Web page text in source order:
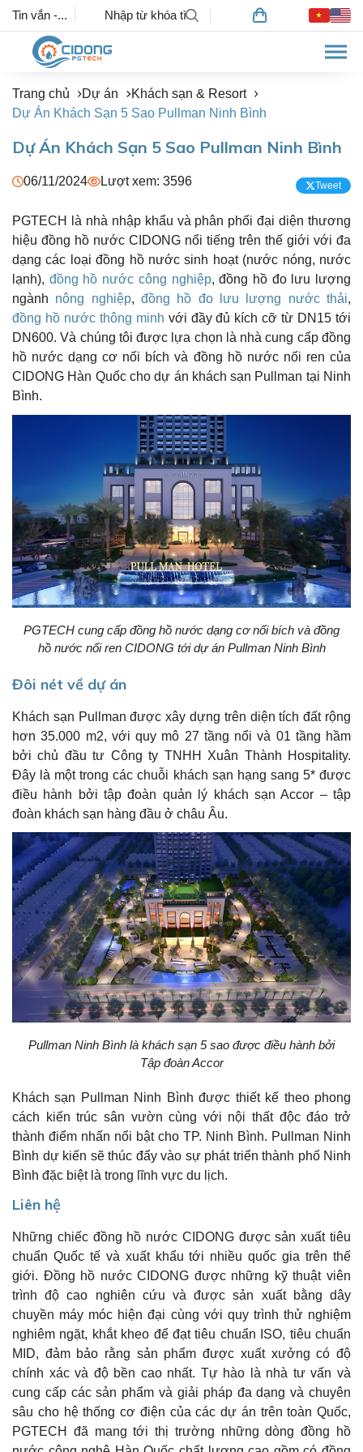
Tin vắn -...
Trang chủ Dự án
Khách sạn & Resort
Dự Án Khách Sạn 5 Sao Pullman Ninh Bình
Dự Án Khách Sạn 5 Sao Pullman Ninh Bình
06/11/2024 Lượt xem: 3596 Tweet
PGTECH là nhà nhập khẩu và phân phối đại diện thương
hiệu đồng hồ nước CIDONG nổi tiếng trên thế giới với đa
dạng các loại đồng hồ nước sinh hoạt (nước nóng, nước
lạnh), đồng hồ nước công nghiệp, đồng hồ đo lưu lượng
ngành nông nghiệp,đồng hồ đo lưu lượng nước thải,
đồng hồ nước thông minh với đầy đủ kích cỡ từ DN15 tới
DN600. Và chúng tôi được lựa chọn là nhà cung cấp đồng
hồ nước dạng cơ nối bích và đồng hồ nước nối ren của
CIDONG Hàn Quốc cho dự án khách sạn Pullman tại Ninh
Bình.
PGTECH cung cấp đồng hồ nước dạng cơ nối bích và đồng
hồ nước nối ren CIDONG tới dự án Pullman Ninh Bình
Đôi nét về dự án
Khách sạn Pullman được xây dựng trên diện tích đất rộng
hơn 35.000 m2, với quy mô 27 tầng nổi và 01 tầng hầm
bởi chủ đầu tư Công ty TNHH Xuân Thành Hospitality.
Đây là một trong các chuỗi khách sạn hạng sang 5* được
điều hành bởi tập đoàn quản lý khách sạn Accor – tập
đoàn khách sạn hàng đầu ở châu Âu.
Pullman Ninh Bình là khách sạn 5 sao được điều hành bởi
Tập đoàn Accor
Khách sạn Pullman Ninh Bình được thiết kế theo phong
cách kiến trúc sân vườn cùng với nội thất độc đáo trở
thành điểm nhấn nổi bật cho TP. Ninh Bình. Pullman Ninh
Bình dự kiến sẽ thúc đẩy vào sự phát triển thành phố Ninh
Bình đặc biệt là trong lĩnh vực du lịch.
Liên hệ
Những chiếc đồng hồ nước CIDONG được sản xuất tiêu
chuẩn Quốc tế và xuất khẩu tới nhiều quốc gia trên thế
giới. Đồng hồ nước CIDONG được những kỹ thuật viên
trình độ cao nghiên cứu và được sản xuất bằng dây
chuyền máy móc hiện đại cùng với quy trình thử nghiệm
nghiêm ngặt, khắt kheo để đạt tiêu chuẩn ISO, tiêu chuẩn
MID, đảm bảo rằng sản phẩm được xuất xưởng có độ
chính xác và độ bền cao nhất. Tự hào là nhà tư vấn và
cung cấp các sản phẩm và giải pháp đa dạng và chuyên
sâu cho hệ thống cơ điện của các dự án trên toàn Quốc,
PGTECH đã mang tới thị trường những dòng đồng hồ